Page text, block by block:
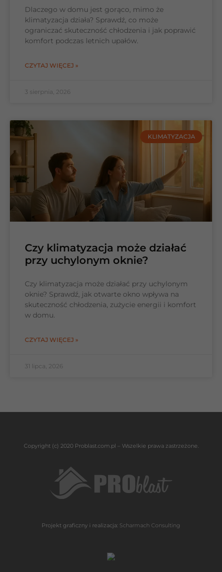
Dlaczego w domu jest gorąco, mimo że
klimatyzacja działa? Sprawdź, co może
ograniczać skuteczność chłodzenia i jak poprawić
komfort podczas letnich upałów.
CZYTAJ WIĘCEJ »
3 sierpnia, 2026
KLIMATYZACJA
Czy klimatyzacja może działać
przy uchylonym oknie?
Czy klimatyzacja może działać przy uchylonym
oknie? Sprawdź, jak otwarte okno wpływa na
skuteczność chłodzenia, zużycie energii i komfort
w domu.
CZYTAJ WIĘCEJ »
31 lipca, 2026
Copyright (c) 2020 Problast.com.pl – Wszelkie prawa zastrzeżone.
Projekt graficzny i realizacja: Scharmach Consulting